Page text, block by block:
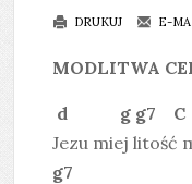
DRUKUJ E-
MODLITWA
d g
Jezu miej litość
g7